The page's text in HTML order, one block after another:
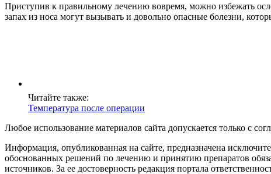
Приступив к правильному лечению вовремя, можно избежать
запах из носа могут вызывать и довольно опасные болезни,
Читайте также:
Температура после операции
Любое использование материалов сайта допускается только с
Информация, опубликованная на сайте, предназначена
обоснованных решений по лечению и принятию препаратов
источников. За ее достоверность редакция портала